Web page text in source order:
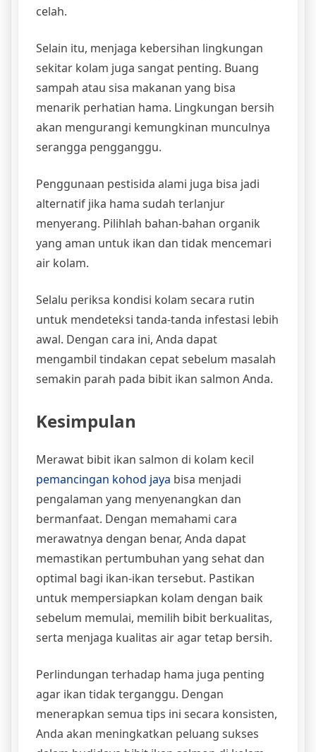
celah.
Selain itu, menjaga kebersihan lingkungan
sekitar kolam juga sangat penting. Buang
sampah atau sisa makanan yang bisa
menarik perhatian hama. Lingkungan bersih
akan mengurangi kemungkinan munculnya
serangga pengganggu.
Penggunaan pestisida alami juga bisa jadi
alternatif jika hama sudah terlanjur
menyerang. Pilihlah bahan-bahan organik
yang aman untuk ikan dan tidak mencemari
air kolam.
Selalu periksa kondisi kolam secara rutin
untuk mendeteksi tanda-tanda infestasi lebih
awal. Dengan cara ini, Anda dapat
mengambil tindakan cepat sebelum masalah
semakin parah pada bibit ikan salmon Anda.
Kesimpulan
Merawat bibit ikan salmon di kolam kecil
pemancingan kohod jaya bisa menjadi
pengalaman yang menyenangkan dan
bermanfaat. Dengan memahami cara
merawatnya dengan benar, Anda dapat
memastikan pertumbuhan yang sehat dan
optimal bagi ikan-ikan tersebut. Pastikan
untuk mempersiapkan kolam dengan baik
sebelum memulai, memilih bibit berkualitas,
serta menjaga kualitas air agar tetap bersih.
Perlindungan terhadap hama juga penting
agar ikan tidak terganggu. Dengan
menerapkan semua tips ini secara konsisten,
Anda akan meningkatkan peluang sukses